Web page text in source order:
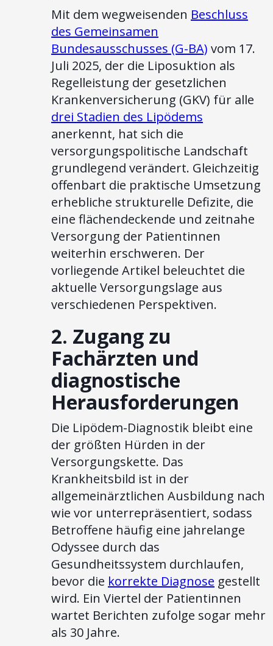
Mit dem wegweisenden Beschluss
des Gemeinsamen
Bundesausschusses (G-BA) vom 17.
Juli 2025, der die Liposuktion als
Regelleistung der gesetzlichen
Krankenversicherung (GKV) für alle
drei Stadien des Lipödems
anerkennt, hat sich die
versorgungspolitische Landschaft
grundlegend verändert. Gleichzeitig
offenbart die praktische Umsetzung
erhebliche strukturelle Defizite, die
eine flächendeckende und zeitnahe
Versorgung der Patientinnen
weiterhin erschweren. Der
vorliegende Artikel beleuchtet die
aktuelle Versorgungslage aus
verschiedenen Perspektiven.
2. Zugang zu
Fachärzten und
diagnostische
Herausforderungen
Die Lipödem-Diagnostik bleibt eine
der größten Hürden in der
Versorgungskette. Das
Krankheitsbild ist in der
allgemeinärztlichen Ausbildung nach
wie vor unterrepräsentiert, sodass
Betroffene häufig eine jahrelange
Odyssee durch das
Gesundheitssystem durchlaufen,
bevor die korrekte Diagnose gestellt
wird. Ein Viertel der Patientinnen
wartet Berichten zufolge sogar mehr
als 30 Jahre.